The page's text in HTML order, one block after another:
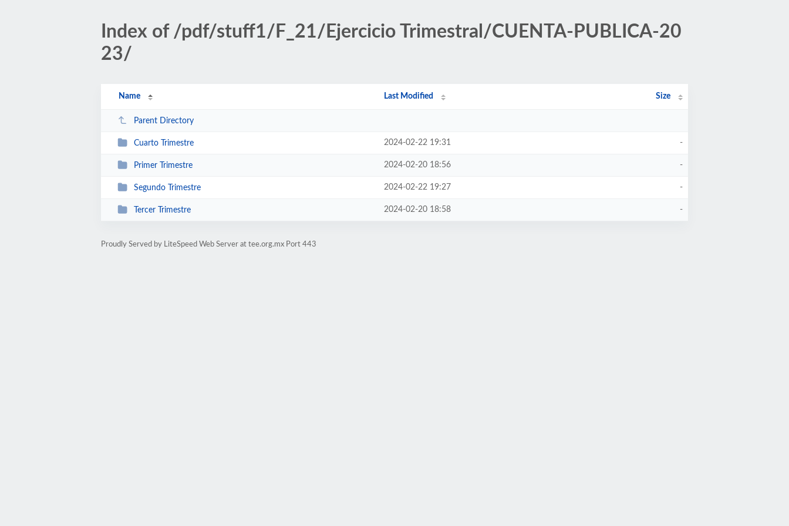
Index of /pdf/stuff1/F_21/Ejercicio Trimestral/CUENTA-PUBLICA-20
23/
Name Last Modified Size
Parent Directory
Cuarto Trimestre 2024-02-22 19:31 -
Primer Trimestre 2024-02-20 18:56 -
Segundo Trimestre 2024-02-22 19:27 -
Tercer Trimestre 2024-02-20 18:58 -
Proudly Served by LiteSpeed Web Server at tee.org.mx Port 443